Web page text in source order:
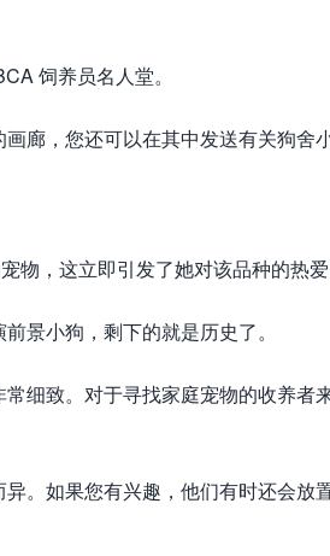
饲养员名人堂。
廊，您还可以在其中发送有关狗舍
物，这立即引发了她对该品种的热
景小狗，剩下的就是历史了。
细致。对于寻找家庭宠物的收养者
。如果您有兴趣，他们有时还会放